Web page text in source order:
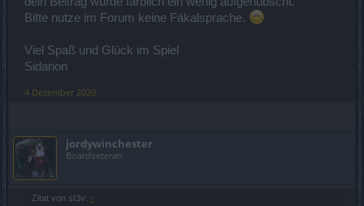
Bitte nutze im Forum keine Fäkalsprache.
Viel Spaß und Glück im Spiel
Sidarion
4 Dezember 2020
jordywinchester
Boardveteran
Zitat von st3v: ↑